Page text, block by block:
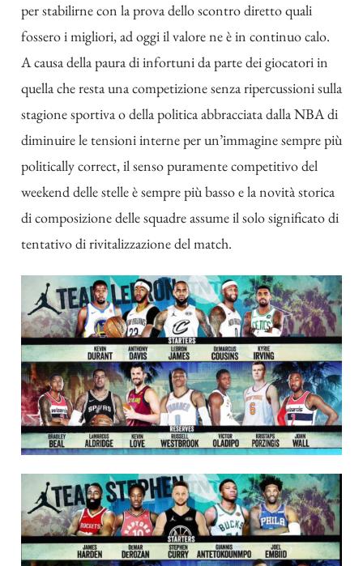
per stabilirne con la prova dello scontro diretto quali
fossero i migliori, ad oggi il valore ne è in continuo calo.
A causa della paura di infortuni da parte dei giocatori in
quella che resta una competizione senza ripercussioni sulla
stagione sportiva o della politica abbracciata dalla NBA di
diminuire le tensioni interne per un’immagine sempre più
politically correct, il senso puramente competitivo del
weekend delle stelle è sempre più basso e la novità storica
di composizione delle squadre assume il solo significato di
tentativo di rivitalizzazione del match.